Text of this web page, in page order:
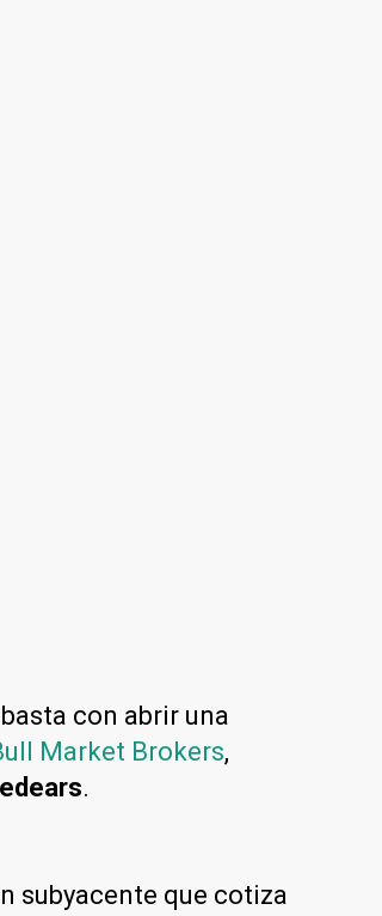
con abrir una
Market Brokers,
.
subyacente que cotiza